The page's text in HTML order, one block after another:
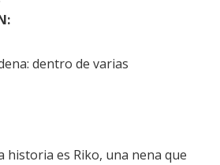
dentro de varias
historia es Riko, una nena que